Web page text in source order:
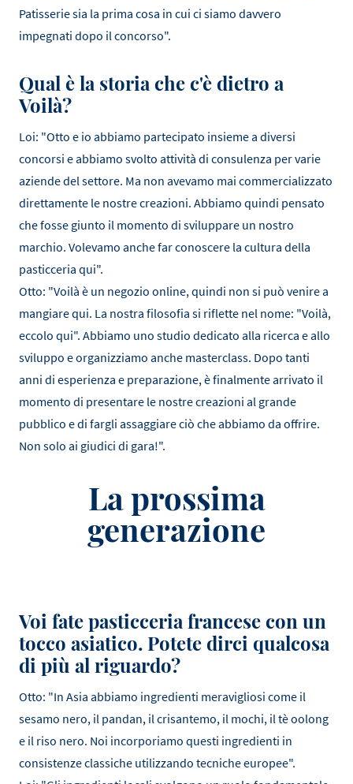
Patisserie sia la prima cosa in cui ci siamo davvero
impegnati dopo il concorso".
Qual è la storia che c'è dietro a
Voilà?
Loi: "Otto e io abbiamo partecipato insieme a diversi
concorsi e abbiamo svolto attività di consulenza per varie
aziende del settore. Ma non avevamo mai commercializzato
direttamente le nostre creazioni. Abbiamo quindi pensato
che fosse giunto il momento di sviluppare un nostro
marchio. Volevamo anche far conoscere la cultura della
pasticceria qui".
Otto: "Voilà è un negozio online, quindi non si può venire a
mangiare qui. La nostra filosofia si riflette nel nome: "Voilà,
eccolo qui". Abbiamo uno studio dedicato alla ricerca e allo
sviluppo e organizziamo anche masterclass. Dopo tanti
anni di esperienza e preparazione, è finalmente arrivato il
momento di presentare le nostre creazioni al grande
pubblico e di fargli assaggiare ciò che abbiamo da offrire.
Non solo ai giudici di gara!".
La prossima
generazione
Voi fate pasticceria francese con un
tocco asiatico. Potete dirci qualcosa
di più al riguardo?
Otto: "In Asia abbiamo ingredienti meravigliosi come il
sesamo nero, il pandan, il crisantemo, il mochi, il tè oolong
e il riso nero. Noi incorporiamo questi ingredienti in
consistenze classiche utilizzando tecniche europee".